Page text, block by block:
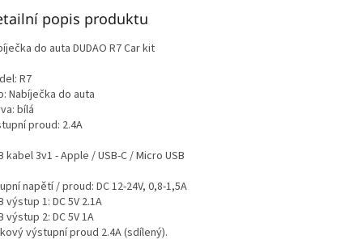
popis produktu
do auta DUDAO R7 Car kit
R7
Nabíječka do auta
bílá
proud: 2.4A
kabel 3v1 - Apple / USB-C / Micro USB
napětí / proud: DC 12-24V, 0,8-1,5A
výstup 1: DC 5V 2.1A
výstup 2: DC 5V 1A
výstupní proud 2.4A (sdílený).